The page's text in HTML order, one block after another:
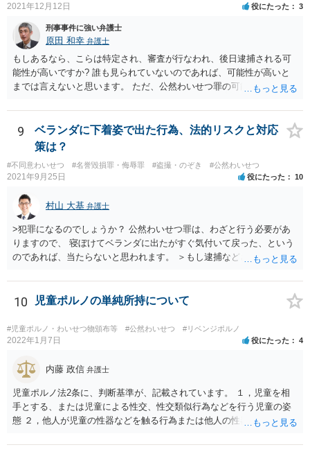
察なのかがわからないとあちらの警察に検挙されることもあるので、
2021年12月12日 役にたった 3
刑事事件に強い弁護士
原田 和幸 弁護士
もしあるなら、こらは特定され、審査が行なわれ、後日逮捕される可
能性が高いですか? 誰も見られていないのであれば、可能性が高いと
までは言えないと思います。 ただ、公然わいせつ罪の可能性がありま
9
ベランダに下着姿で出た行為、法的リスクと対応
策は？
#不同意わいせつ #名誉毀損罪・侮辱罪 #盗撮・のぞき #公然わいせつ
2021年9月25日 役にたった 10
村山 大基 弁護士
>犯罪になるのでしょうか？ 公然わいせつ罪は、わざと行う必要があ
りますので、 寝ぼけてベランダに出たがすぐ気付いて戻った、という
のであれば、当たらないと思われます。 ＞もし逮捕などされたらどう
う。 当番弁護士というのは、捕まったばかりの方に会いに行き、 無料
で１回助言してくれる弁護士のことです。 ただ、お書きいただいた事
10 児童ポルノの単純所持について
#児童ポルノ・わいせつ物頒布等 #公然わいせつ #リベンジポルノ
2022年1月7日 役にたった 4
内藤 政信 弁護士
児童ポルノ法2条に、判断基準が、記載されています。 １，児童を相
手とする、または児童による性交、性交類似行為などを行う児童の姿
態 ２，他人が児童の性器などを触る行為または他人の性器などを触る
るもの ３、衣服の全部または一部を着けない児童の姿態であり、殊更